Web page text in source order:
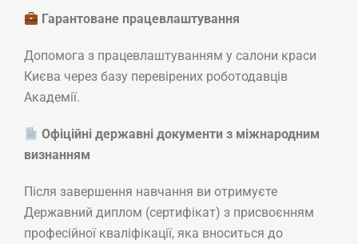
Майстер педикюру-універсал
(Професійна Кваліфікація:
Online | Offline
₴3485
Детальніше
Гарантоване працевлаштування
Допомога з працевлаштуванням у салони краси
Києва через базу перевірених роботодавців
Академії.
Офіційні державні документи з міжнародним
визнанням
Після завершення навчання ви отримуєте
Державний диплом (сертифікат) з присвоєнням
професійної кваліфікації, яка вноситься до